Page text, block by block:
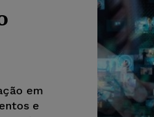
em
e